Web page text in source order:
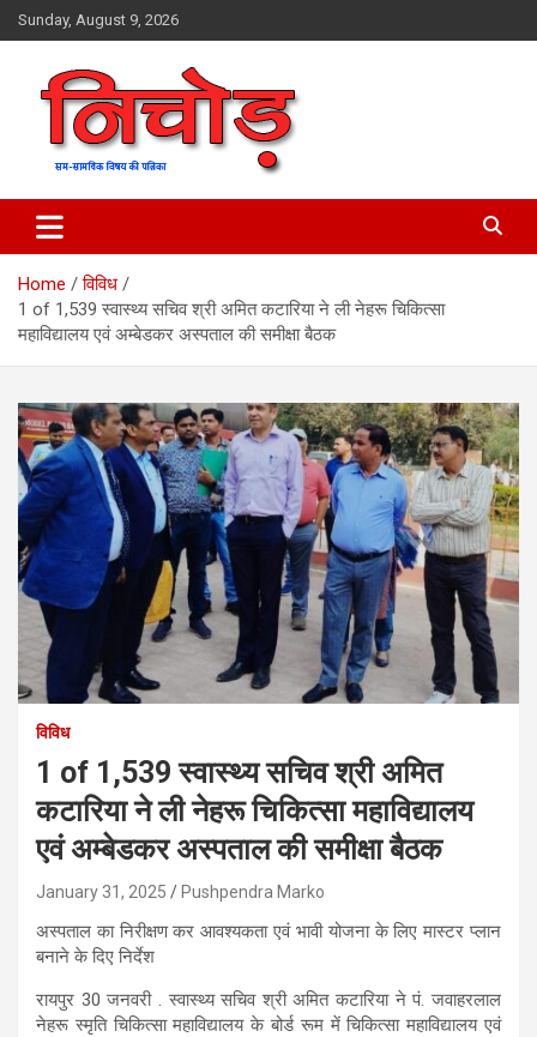
Skip
to
Sunday, August 9, 2026
Nichod
Home
विविध
1 of 1,539 स्वास्थ्य सचिव श्री अमित कटारिया ने ली नेहरू चिकित्सा
महाविद्यालय एवं अम्बेडकर अस्पताल की समीक्षा बैठक
विविध
1 of 1,539 स्वास्थ्य सचिव श्री अमित
कटारिया ने ली नेहरू चिकित्सा महाविद्यालय
एवं अम्बेडकर अस्पताल की समीक्षा बैठक
January 31, 2025 Pushpendra Marko
अस्पताल का निरीक्षण कर आवश्यकता एवं भावी योजना के लिए मास्टर प्लान
बनाने के दिए निर्देश
रायपुर 30 जनवरी . स्वास्थ्य सचिव श्री अमित कटारिया ने पं. जवाहरलाल
नेहरू स्मृति चिकित्सा महाविद्यालय के बोर्ड रूम में चिकित्सा महाविद्यालय एवं